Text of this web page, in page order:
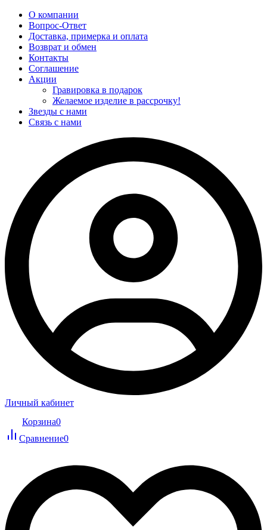
О компании
Вопрос-Ответ
Доставка, примерка и оплата
Возврат и обмен
Контакты
Соглашение
Акции
Гравировка в подарок
Желаемое изделие в рассрочку!
Звезды с нами
Связь с нами
Личный кабинет
Корзина0
Сравнение0